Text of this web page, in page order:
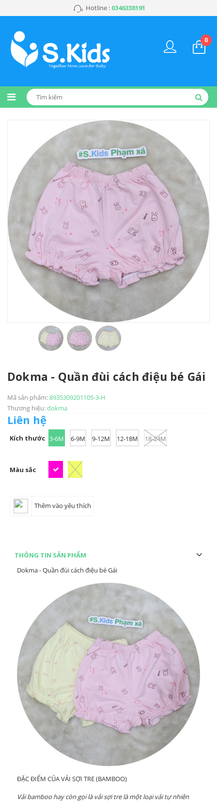
Hotline : 0346338191
0
Dokma - Quần đùi cách điệu bé Gái
Mã sản phẩm:8935309201105-3-H
Thương hiệu:dokma
Liên hệ
Kích thước 3-6M 6-9M 9-12M 12-18M 18-24M
Màu sắc
Thêm vào yêu thích
THÔNG TIN SẢN PHẨM
Dokma - Quần đùi cách điệu bé Gái
ĐẶC ĐIỂM CỦA VẢI SỢI TRE (BAMBOO)
Vải bamboo hay còn gọi là vải sợi tre là một loại vải tự nhiên